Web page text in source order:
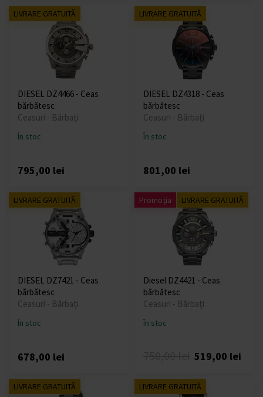
LIVRARE GRATUITĂ
DIESEL DZ4466 - Ceas
bărbătesc
Ceasuri - Bărbați
În stoc
795,00 lei
LIVRARE GRATUITĂ
DIESEL DZ4318 - Ceas
bărbătesc
Ceasuri - Bărbați
În stoc
801,00 lei
LIVRARE GRATUITĂ
DIESEL DZ7421 - Ceas
bărbătesc
Ceasuri - Bărbați
În stoc
678,00 lei
Promoția LIVRARE GRATUITĂ
Diesel DZ4421 - Ceas
bărbătesc
Ceasuri - Bărbați
În stoc
519,00 lei
LIVRARE GRATUITĂ LIVRARE GRATUITĂ